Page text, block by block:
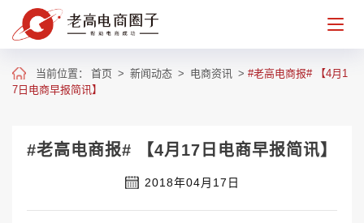
当前位置： 首页 > 新闻动态 > 电商资讯 > #老高电商报# 【4月1
7日电商早报简讯】
#老高电商报# 【4月17日电商早报简讯】
2018年04月17日